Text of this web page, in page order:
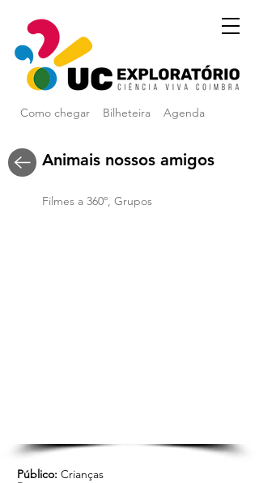
Como chegar Agenda
Bilheteira
Animais nossos amigos
Filmes a 360º, Grupos
Público: Crianças